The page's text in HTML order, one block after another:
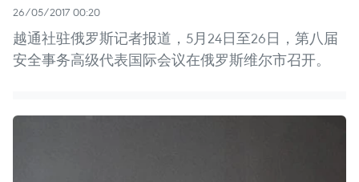
26/05/2017 00:20
越通社驻俄罗斯记者报道，5月24日至26日，第八届
安全事务高级代表国际会议在俄罗斯维尔市召开。